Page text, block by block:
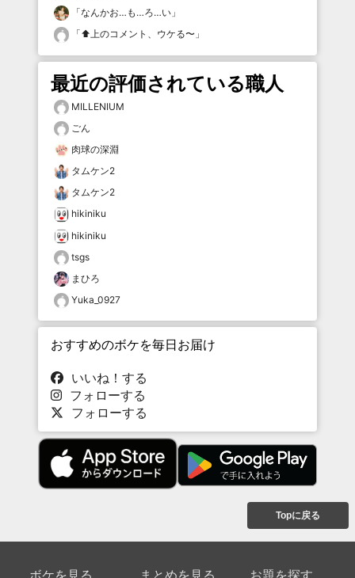
「なんかお…も…ろ…い 」
「⬆️上のコメント、ウケる〜 」
最近の評価されている職人
MILLENIUM
ごん
肉球の深淵
タムケン2
タムケン2
hikiniku
hikiniku
tsgs
まひろ
Yuka_0927
おすすめのボケを毎日お届け
いいね！する
フォローする
フォローする
Topに戻る
ボケを見る まとめを見る お題を探す